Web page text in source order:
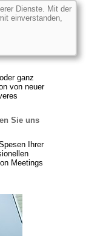
ganz
von neuer
Sie uns
Ihrer
Meetings
Dienste. Mit der
einverstanden,